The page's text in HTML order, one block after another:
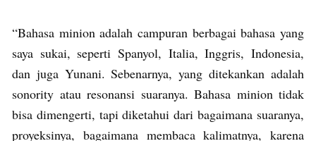
“Bahasa minion adalah campuran berbagai bahasa yang
saya sukai, seperti Spanyol, Italia, Inggris, Indonesia,
dan juga Yunani. Sebenarnya, yang ditekankan adalah
sonority atau resonansi suaranya. Bahasa minion tidak
bisa dimengerti, tapi diketahui dari bagaimana suaranya,
proyeksinya, bagaimana membaca kalimatnya, karena